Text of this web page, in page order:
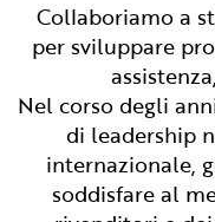
Collaboriamo a
per sviluppare
Nel corso degli
di leadership
internazionale,
soddisfare al